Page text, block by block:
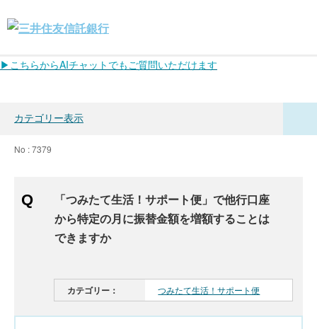
▶こちらからAIチャットでもご質問いただけます
カテゴリー表示
No : 7379
「つみたて生活！サポート便」で他行口座
から特定の月に振替金額を増額することは
できますか
カテゴリー： つみたて生活！サポート便